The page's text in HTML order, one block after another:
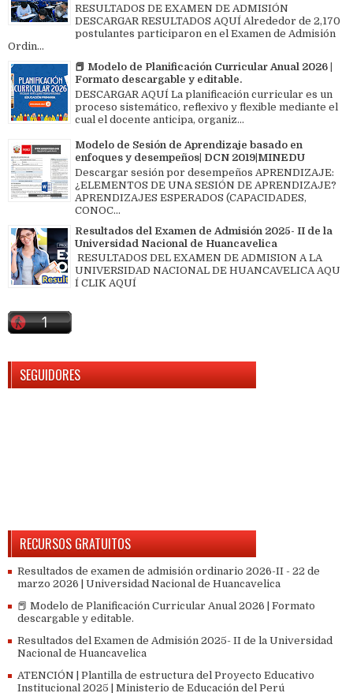
RESULTADOS DE EXAMEN DE ADMISIÓN
DESCARGAR RESULTADOS AQUÍ Alrededor de 2,170
postulantes participaron en el Examen de Admisión
Ordin...
📕 Modelo de Planificación Curricular Anual 2026 |
Formato descargable y editable.
DESCARGAR AQUÍ La planificación curricular es un
proceso sistemático, reflexivo y flexible mediante el
cual el docente anticipa, organiz...
Modelo de Sesión de Aprendizaje basado en
enfoques y desempeños| DCN 2019|MINEDU
Descargar sesión por desempeños APRENDIZAJE:
¿ELEMENTOS DE UNA SESIÓN DE APRENDIZAJE?
APRENDIZAJES ESPERADOS (CAPACIDADES,
CONOC...
Resultados del Examen de Admisión 2025- II de la
Universidad Nacional de Huancavelica
RESULTADOS DEL EXAMEN DE ADMISION A LA
UNIVERSIDAD NACIONAL DE HUANCAVELICA AQU
Í CLIK AQUÍ
SEGUIDORES
RECURSOS GRATUITOS
Resultados de examen de admisión ordinario 2026-II - 22 de
marzo 2026 | Universidad Nacional de Huancavelica
📕 Modelo de Planificación Curricular Anual 2026 | Formato
descargable y editable.
Resultados del Examen de Admisión 2025- II de la Universidad
Nacional de Huancavelica
ATENCIÓN | Plantilla de estructura del Proyecto Educativo
Institucional 2025 | Ministerio de Educación del Perú